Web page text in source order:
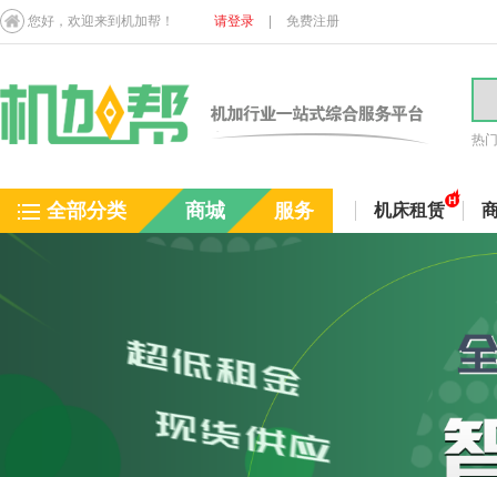
您好，欢迎来到机加帮！ 请登录 免费注册
热
全部分类 商城 服务 机床租赁